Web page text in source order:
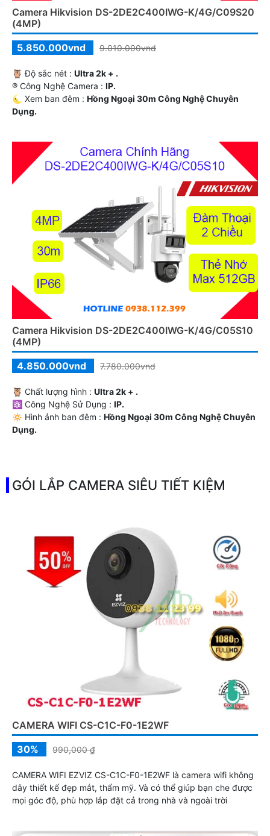
Camera Hikvision DS-2DE2C400IWG-K/4G/C09S20
(4MP)
5.850.000vnd
9.010.000vnd
🦉 Độ sắc nét : Ultra 2k + .
®️ Công Nghệ Camera : IP.
🌜 Xem ban đêm : Hồng Ngoại 30m Công Nghệ Chuyên
Dụng.
Camera Hikvision DS-2DE2C400IWG-K/4G/C05S10
(4MP)
4.850.000vnd
7.780.000vnd
🦉 Chất lượng hình : Ultra 2k + .
⚛️ Công Nghệ Sử Dụng : IP.
🔅 Hình ảnh ban đêm : Hồng Ngoại 30m Công Nghệ Chuyên
Dụng.
GÓI LẮP CAMERA SIÊU TIẾT KIỆM
CAMERA WIFI CS-C1C-F0-1E2WF
30%
990,000 ₫
CAMERA WIFI EZVIZ CS-C1C-F0-1E2WF là camera wifi không
dây thiết kế đẹp mắt, thẩm mỹ. Và có thể giúp bạn che được
mọi góc độ, phù hợp lắp đặt cả trong nhà và ngoài trời